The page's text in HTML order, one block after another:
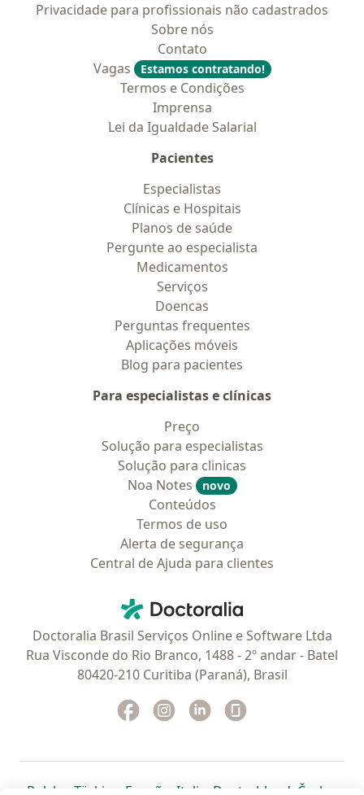
Privacidade para profissionais não cadastrados
Sobre nós
Contato
Vagas
Estamos contratando!
Termos e Condições
Imprensa
Lei da Igualdade Salarial
Pacientes
Especialistas
Clínicas e Hospitais
Planos de saúde
Pergunte ao especialista
Medicamentos
Serviços
Doencas
Perguntas frequentes
Aplicações móveis
Blog para pacientes
Para especialistas e clínicas
Preço
Solução para especialistas
Solução para clinicas
Noa Notes
novo
Conteúdos
Termos de uso
Alerta de segurança
Central de Ajuda para clientes
Doctoralia - Homepage
Doctoralia Brasil Serviços Online e Software Ltda
Rua Visconde do Rio Branco, 1488 - 2º andar - Batel
80420-210 Curitiba (Paraná), Brasil
Facebook
abre num novo separador
Instagram
abre num novo separador
Linkedin
abre num novo
Polska abre num novo separador
Türkiye abre num novo separador
España abre num novo separador
Italia abre num novo
Deutschlandabre num
Česko